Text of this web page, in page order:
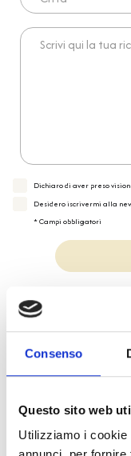
Consenso
Questo sito web
Utilizziamo i
Scrivi qui la tua
Dichiaro di aver preso
Desidero iscrivermi alla
* Campi obbligatori